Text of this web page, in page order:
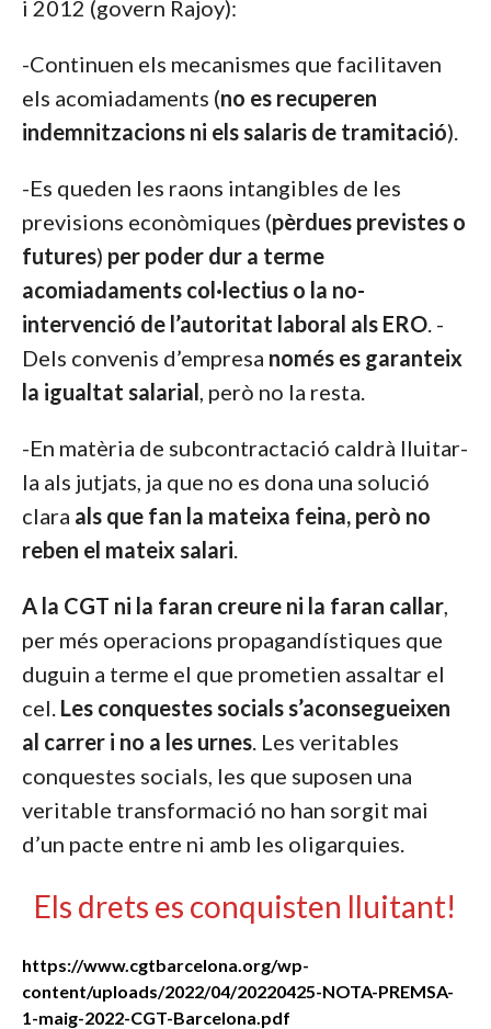
i 2012 (govern Rajoy):
-Continuen els mecanismes que facilitaven
els acomiadaments (no es recuperen
indemnitzacions ni els salaris de tramitació).
-Es queden les raons intangibles de les
previsions econòmiques (pèrdues previstes o
futures) per poder dur a terme
acomiadaments col·lectius o la no-
intervenció de l’autoritat laboral als ERO. -
Dels convenis d’empresa només es garanteix
la igualtat salarial, però no la resta.
-En matèria de subcontractació caldrà lluitar-
la als jutjats, ja que no es dona una solució
clara als que fan la mateixa feina, però no
reben el mateix salari.
A la CGT ni la faran creure ni la faran callar,
per més operacions propagandístiques que
duguin a terme el que prometien assaltar el
cel. Les conquestes socialss’aconsegueixen
al carrer i no a les urnes. Les veritables
conquestes socials, les que suposen una
veritable transformació no han sorgit mai
d’un pacte entre ni amb les oligarquies.
Els drets es conquisten lluitant!
https://www.cgtbarcelona.org/wp-
content/uploads/2022/04/20220425-NOTA-PREMSA-
1-maig-2022-CGT-Barcelona.pdf